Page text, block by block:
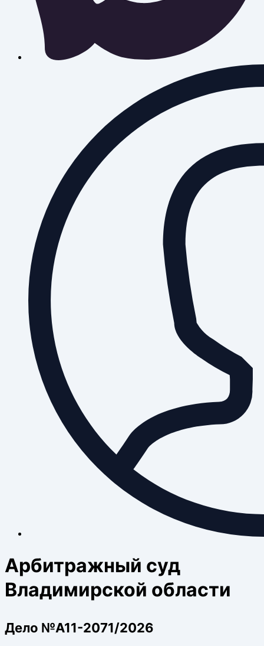
Арбитражный суд
Владимирской области
Дело №А11-2071/2026